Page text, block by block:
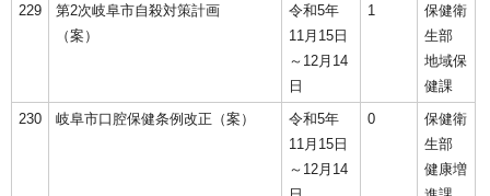
229
第2次岐阜市自殺対策計画
（案）
令和5年
11月15日
～12月14
日
1
保健衛
生部
地域保
健課
230
岐阜市口腔保健条例改正（案）
令和5年
11月15日
～12月14
0
保健衛
生部
健康増